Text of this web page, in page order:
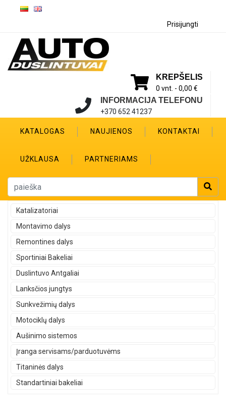
Prisijungti
KREPŠELIS
0 vnt. - 0,00 €
INFORMACIJA TELEFONU
+370 652 41237
KATALOGAS NAUJIENOS KONTAKTAI
UŽKLAUSA PARTNERIAMS
Katalizatoriai
Montavimo dalys
Remontines dalys
Sportiniai Bakeliai
Duslintuvo Antgaliai
Lanksčios jungtys
Sunkvežimių dalys
Motociklų dalys
Aušinimo sistemos
Įranga servisams/parduotuvėms
Titaninės dalys
Standartiniai bakeliai